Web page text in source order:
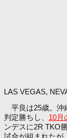
LAS VEGAS,
平良は25歳。沖
判定勝ちし、 10月
ンデスに2R TKO